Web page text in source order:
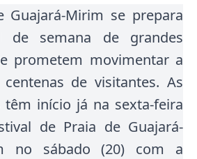
Guajará-Mirim se prepara
semana de grandes
prometem movimentar a
de visitantes. As
têm início já na sexta-feira
de Praia de Guajará-
no sábado (20) com a